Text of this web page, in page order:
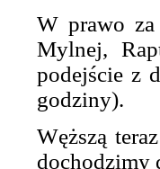
W prawo za
Mylnej,
podejście z
godziny).
Węższą
dochodzimy